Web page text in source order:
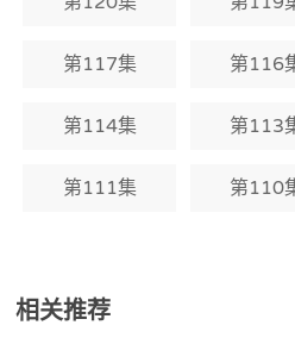
第117集 第116
第114集 第113
第111集 第110
相关推荐